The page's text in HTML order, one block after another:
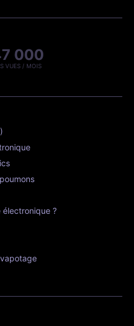
000
VUES / MOIS
?
vapotage